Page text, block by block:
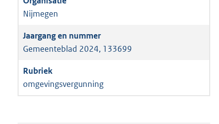
Nijmegen
Gemeenteblad 2024, 133699
omgevingsvergunning